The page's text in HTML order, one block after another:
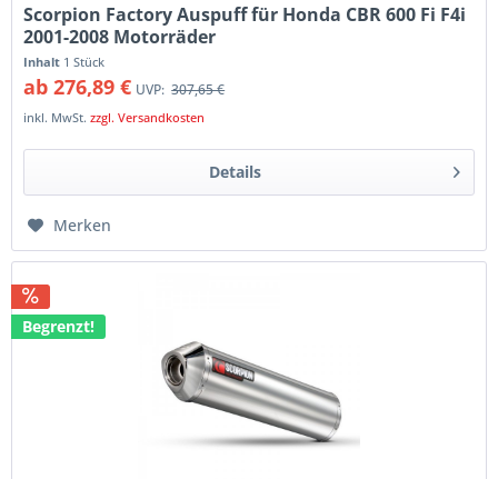
Scorpion Factory Auspuff für Honda CBR 600 Fi F4i
2001-2008 Motorräder
Inhalt 1 Stück
ab 276,89 € UVP: 307,65 €
inkl. MwSt.zzgl. Versandkosten
Details
Merken
Begrenzt!